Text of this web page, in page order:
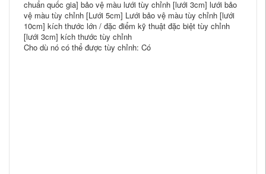
chuẩn quốc gia] bảo vệ màu lưới tùy chỉnh [lưới 3cm] lưới bảo
vệ màu tùy chỉnh [Lưới 5cm] Lưới bảo vệ màu tùy chỉnh [lưới
10cm] kích thước lớn / đặc điểm kỹ thuật đặc biệt tùy chỉnh
[lưới 3cm] kích thước tùy chỉnh
Cho dù nó có thể được tùy chỉnh: Có